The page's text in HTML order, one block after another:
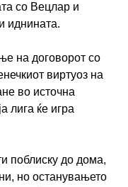
со Вецлар и
иднината.
на договорот со
виртуоз на
во источна
лига ќе игра
поблиску до дома,
но останувањето